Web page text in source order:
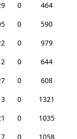
0
464
0
590
0
979
0
644
0
608
0
1321
0
1035
0
1058